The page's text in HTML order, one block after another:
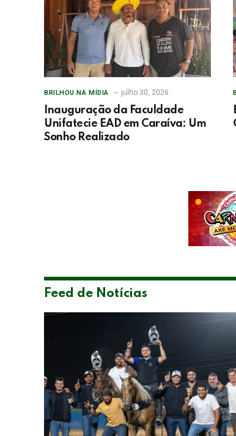
BRILHOU NA MÍDIA julho 30, 2026
Inauguração da Faculdade
Unifatecie EAD em Caraíva: Um
Sonho Realizado
Feed de Notícias